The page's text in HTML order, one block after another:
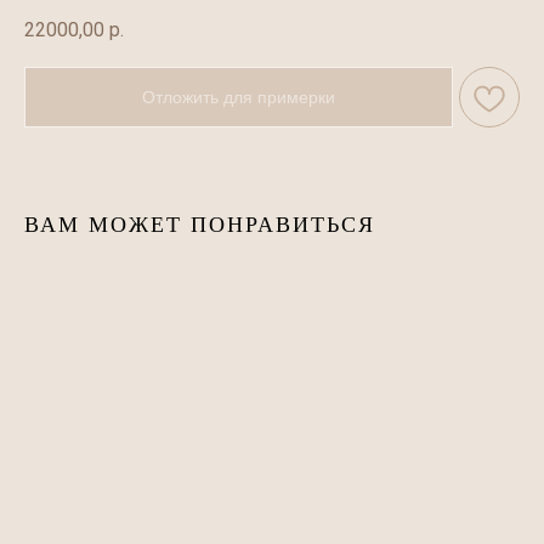
22000,00 р.
Отложить для примерки
ВАМ МОЖЕТ ПОНРАВИТЬСЯ